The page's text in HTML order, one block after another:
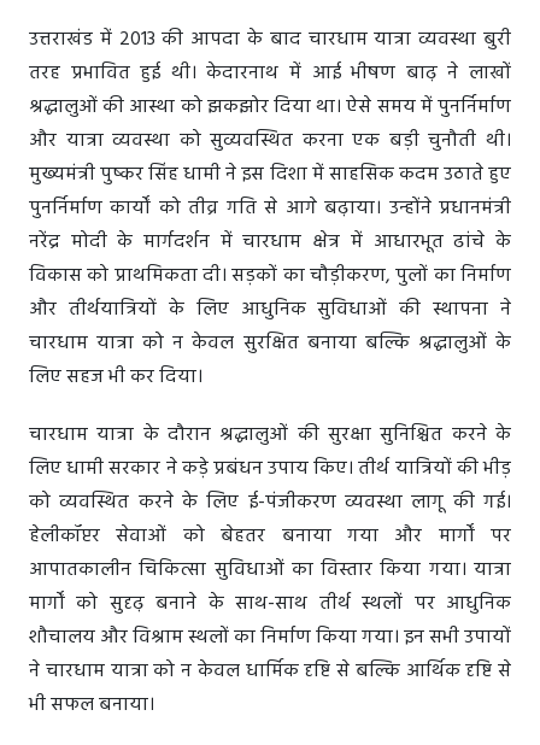
उत्तराखंड में 2013 की आपदा के बाद चारधाम यात्रा व्यवस्था बुरी
तरह प्रभावित हुई थी। केदारनाथ में आई भीषण बाढ़ ने लाखों
श्रद्धालुओं की आस्था को झकझोर दिया था। ऐसे समय में पुनर्निर्माण
और यात्रा व्यवस्था को सुव्यवस्थित करना एक बड़ी चुनौती थी।
मुख्यमंत्री पुष्कर सिंह धामी ने इस दिशा में साहसिक कदम उठाते हुए
पुनर्निर्माण कार्यों को तीव्र गति से आगे बढ़ाया। उन्होंने प्रधानमंत्री
नरेंद्र मोदी के मार्गदर्शन में चारधाम क्षेत्र में आधारभूत ढांचे के
विकास को प्राथमिकता दी। सड़कों का चौड़ीकरण, पुलों का निर्माण
और तीर्थयात्रियों के लिए आधुनिक सुविधाओं की स्थापना ने
चारधाम यात्रा को न केवल सुरक्षित बनाया बल्कि श्रद्धालुओं के
लिए सहज भी कर दिया।
चारधाम यात्रा के दौरान श्रद्धालुओं की सुरक्षा सुनिश्चित करने के
लिए धामी सरकार ने कड़े प्रबंधन उपाय किए। तीर्थ यात्रियों की भीड़
को व्यवस्थित करने के लिए ई-पंजीकरण व्यवस्था लागू की गई।
हेलीकॉप्टर सेवाओं को बेहतर बनाया गया और मार्गों पर
आपातकालीन चिकित्सा सुविधाओं का विस्तार किया गया। यात्रा
मार्गों को सुदृढ़ बनाने के साथ-साथ तीर्थ स्थलों पर आधुनिक
शौचालय और विश्राम स्थलों का निर्माण किया गया। इन सभी उपायों
ने चारधाम यात्रा को न केवल धार्मिक दृष्टि से बल्कि आर्थिक दृष्टि से
भी सफल बनाया।